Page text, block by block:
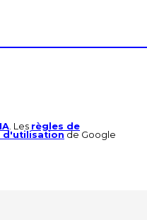
. Les règles de
d'utilisation de Google